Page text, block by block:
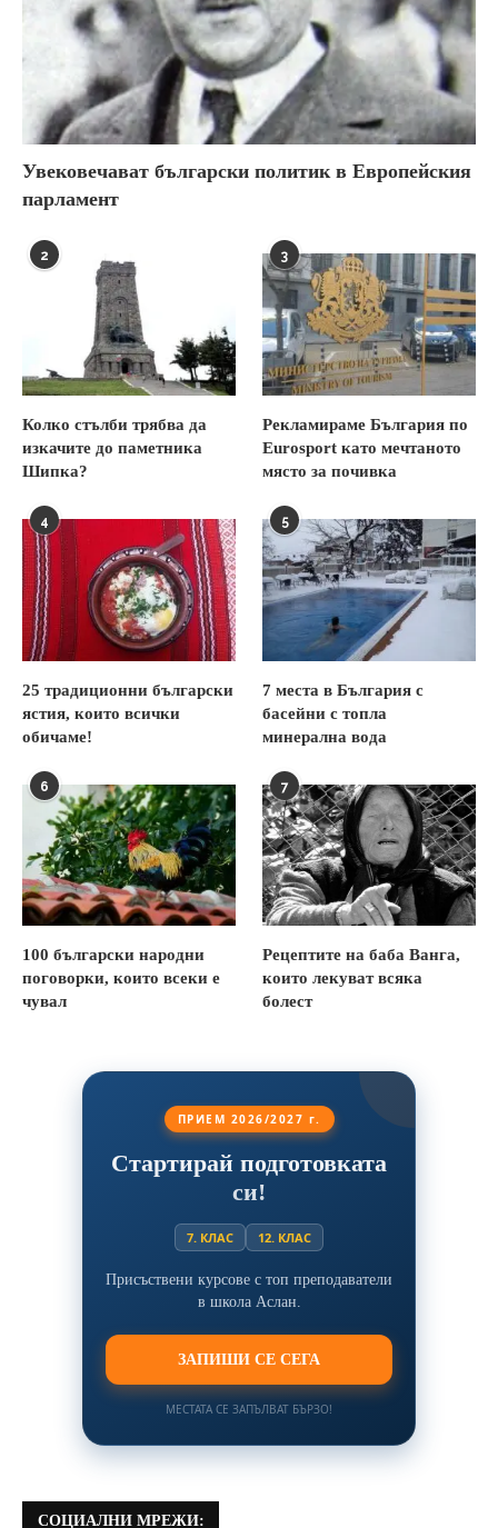
Увековечават български политик в Европейския
парламент
2
Колко стълби трябва да
изкачите до паметника
Шипка?
3
Рекламираме България по
Eurosport като мечтаното
място за почивка
4
25 традиционни български
ястия, които всички
обичаме!
5
7 места в България с
басейни с топла
минерална вода
6
100 български народни
поговорки, които всеки е
чувал
7
Рецептите на баба Ванга,
които лекуват всяка
болест
ПРИЕМ 2026/2027 г.
Стартирай подготовката
си!
7. КЛАС 12. КЛАС
Присъствени курсове с топ преподаватели
в школа Аслан.
ЗАПИШИ СЕ СЕГА
МЕСТАТА СЕ ЗАПЪЛВАТ БЪРЗО!
СОЦИАЛНИ МРЕЖИ: